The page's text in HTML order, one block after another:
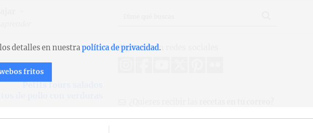
Petits fours salados
Síguenos en redes sociales
detalles en nuestrapolítica de privacidad.
fritos